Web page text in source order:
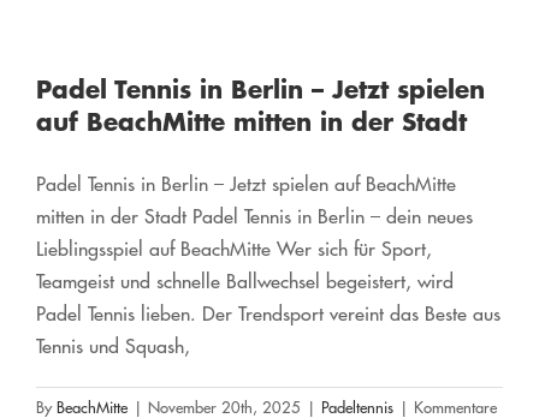
Padel Tennis in Berlin – Jetzt spielen
auf BeachMitte mitten in der Stadt
Padel Tennis in Berlin – Jetzt spielen auf BeachMitte
mitten in der Stadt Padel Tennis in Berlin – dein neues
Lieblingsspiel auf BeachMitte Wer sich für Sport,
Teamgeist und schnelle Ballwechsel begeistert, wird
Padel Tennis lieben. Der Trendsport vereint das Beste aus
Tennis und Squash,
ByBeachMitte | November 20th, 2025 | Padeltennis | Kommentare
Padel Sport in Berlin – Jetzt spielen